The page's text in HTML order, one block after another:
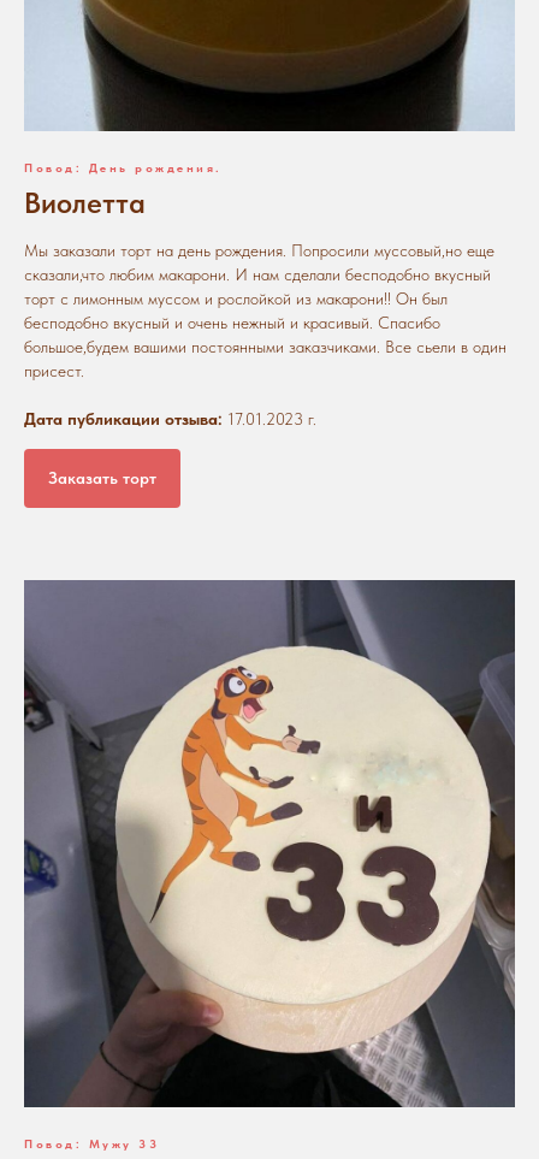
Повод: День рождения.
Виолетта
Мы заказали торт на день рождения. Попросили муссовый,но еще
сказали,что любим макарони. И нам сделали бесподобно вкусный
торт с лимонным муссом и рослойкой из макарони!! Он был
бесподобно вкусный и очень нежный и красивый. Спасибо
большое,будем вашими постоянными заказчиками. Все сьели в один
присест.
Дата публикации отзыва: 17.01.2023 г.
Заказать торт
Повод: Мужу 33